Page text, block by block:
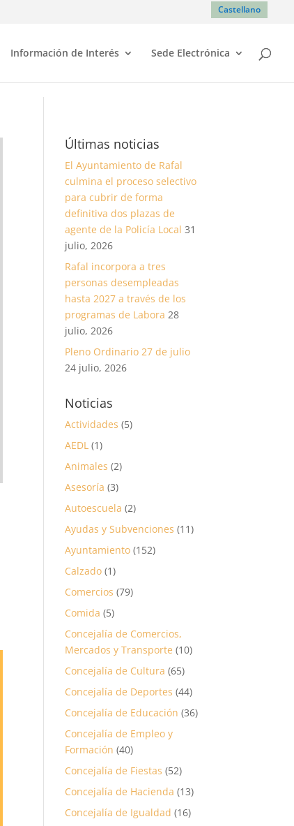
Castellano
Información de Interés Sede Electrónica
Últimas noticias
El Ayuntamiento de Rafal
culmina el proceso selectivo
para cubrir de forma
definitiva dos plazas de
agente de la Policía Local 31
julio, 2026
Rafal incorpora a tres
personas desempleadas
hasta 2027 a través de los
programas de Labora 28
julio, 2026
Pleno Ordinario 27 de julio
24 julio, 2026
Noticias
Actividades (5)
AEDL (1)
Animales (2)
Asesoría (3)
Autoescuela (2)
Ayudas y Subvenciones (11)
Ayuntamiento (152)
Calzado (1)
Comercios (79)
Comida (5)
Concejalía de Comercios,
Mercados y Transporte (10)
Concejalía de Cultura (65)
Concejalía de Deportes (44)
Concejalía de Educación (36)
Concejalía de Empleo y
Formación (40)
Concejalía de Fiestas (52)
Concejalía de Hacienda (13)
Concejalía de Igualdad (16)